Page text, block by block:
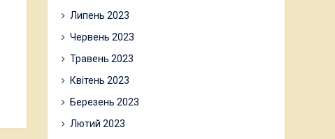
Липень 2023
Червень 2023
Травень 2023
Квітень 2023
Березень 2023
Лютий 2023